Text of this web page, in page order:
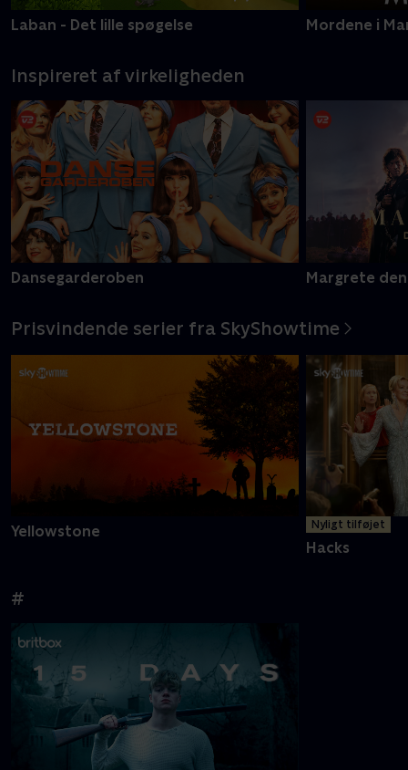
Laban - Det lille spøgelse Mordene i
Inspireret af virkeligheden
Dansegarderoben Margrete
Prisvindende serier fra SkyShowtime
Yellowstone Nyligt tilføjet
Hacks
#